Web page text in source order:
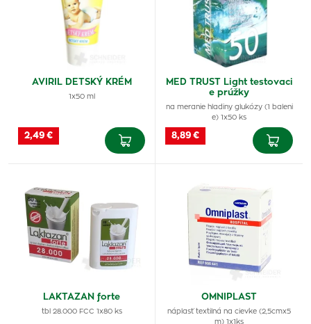
AVIRIL DETSKÝ KRÉM
1x50 ml
2,49 €
MED TRUST Light testovaci
e prúžky
na meranie hladiny glukózy (1 baleni
e) 1x50 ks
8,89 €
LAKTAZAN forte
tbl 28.000 FCC 1x80 ks
OMNIPLAST
náplasť textilná na cievke (2,5cmx5
m) 1x1ks